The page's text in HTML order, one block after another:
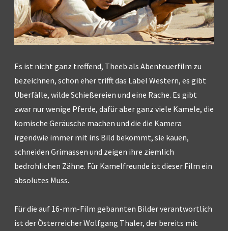
Es ist nicht ganz treffend, Theeb als Abenteuerfilm zu
bezeichnen, schon eher trifft das Label Western, es gibt
Überfälle, wilde Schießereien und eine Rache. Es gibt
zwar nur wenige Pferde, dafür aber ganz viele Kamele, die
komische Geräusche machen und die die Kamera
irgendwie immer mit ins Bild bekommt, sie kauen,
schneiden Grimassen und zeigen ihre ziemlich
bedrohlichen Zähne. Für Kamelfreunde ist dieser Film ein
absolutes Muss.
Für die auf 16-mm-Film gebannten Bilder verantwortlich
ist der Österreicher Wolfgang Thaler, der bereits mit